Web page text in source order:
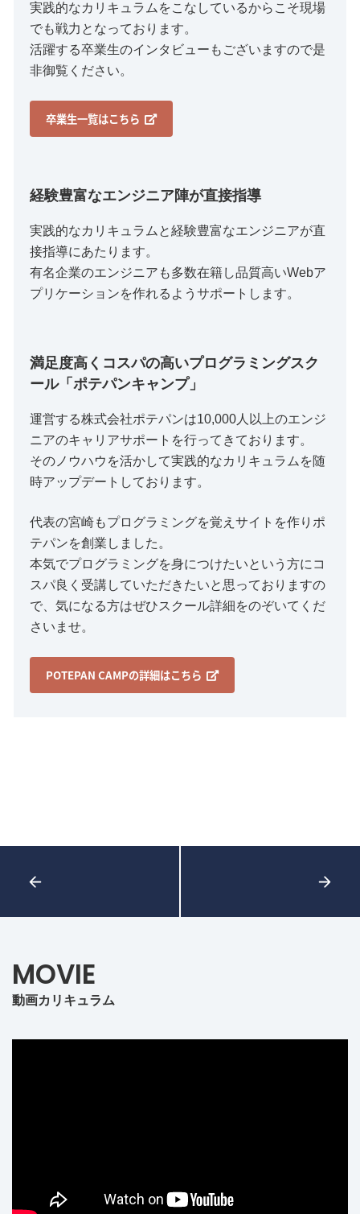
実践的なカリキュラムをこなしているからこそ現場
でも戦力となっております。
活躍する卒業生のインタビューもございますので是
非御覧ください。
卒業生一覧はこちら
経験豊富なエンジニア陣が直接指導
実践的なカリキュラムと経験豊富なエンジニアが直
接指導にあたります。
有名企業のエンジニアも多数在籍し品質高いWebア
プリケーションを作れるようサポートします。
満足度高くコスパの高いプログラミングスク
ール「ポテパンキャンプ」
運営する株式会社ポテパンは10,000人以上のエンジ
ニアのキャリアサポートを行ってきております。
そのノウハウを活かして実践的なカリキュラムを随
時アップデートしております。
代表の宮崎もプログラミングを覚えサイトを作りポ
テパンを創業しました。
本気でプログラミングを身につけたいという方にコ
スパ良く受講していただきたいと思っておりますの
で、気になる方はぜひスクール詳細をのぞいてくだ
さいませ。
POTEPAN CAMPの詳細はこちら
MOVIE
動画カリキュラム